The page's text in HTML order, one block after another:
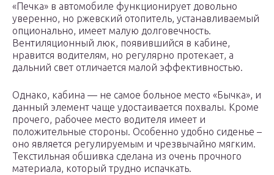
«Печка» в автомобиле функционирует довольно
уверенно, но ржевский отопитель, устанавливаемый
опционально, имеет малую долговечность.
Вентиляционный люк, появившийся в кабине,
нравится водителям, но регулярно протекает, а
дальний свет отличается малой эффективностью.
Однако, кабина — не самое больное место «Бычка», и
данный элемент чаще удостаивается похвалы. Кроме
прочего, рабочее место водителя имеет и
положительные стороны. Особенно удобно сиденье –
оно является регулируемым и чрезвычайно мягким.
Текстильная обшивка сделана из очень прочного
материала, который трудно испачкать.